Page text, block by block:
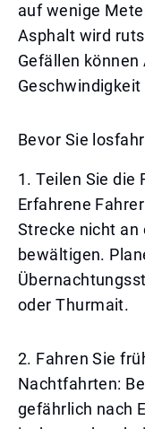
auf wenige
Asphalt wird
Gefällen
Bevor Sie
1. Teilen Sie die
Erfahrene
Strecke nicht an
bewältigen.
oder Thurmait.
2. Fahren Sie
Nachtfahrten:
gefährlich nach